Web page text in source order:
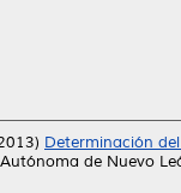
Determinación
de Nuevo